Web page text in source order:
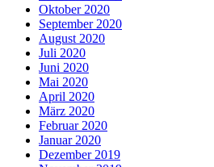
Oktober 2020
September 2020
August 2020
Juli 2020
Juni 2020
Mai 2020
April 2020
März 2020
Februar 2020
Januar 2020
Dezember 2019